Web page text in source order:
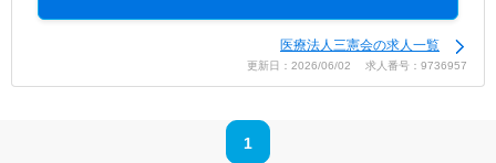
医療法人三憲会の求人一覧
更新日：2026/06/02 求人番号：9736957
1